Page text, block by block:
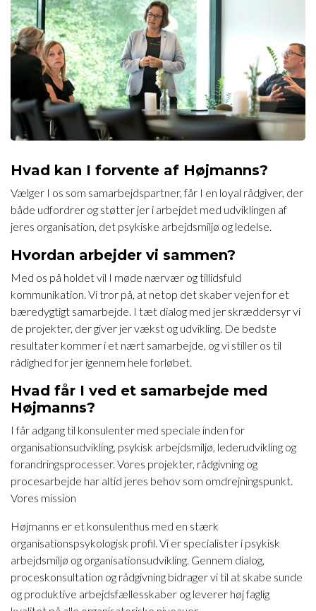
Hvad kan I forvente af Højmanns?
Vælger I os som samarbejdspartner, får I en loyal rådgiver, der
både udfordrer og støtter jer i arbejdet med udviklingen af
jeres organisation, det psykiske arbejdsmiljø og ledelse.
Hvordan arbejder vi sammen?
Med os på holdet vil I møde nærvær og tillidsfuld
kommunikation. Vi tror på, at netop det skaber vejen for et
bæredygtigt samarbejde. I tæt dialog med jer skræddersyr vi
de projekter, der giver jer vækst og udvikling. De bedste
resultater kommer i et nært samarbejde, og vi stiller os til
rådighed for jer igennem hele forløbet.
Hvad får I ved et samarbejde med
Højmanns?
I får adgang til konsulenter med speciale inden for
organisationsudvikling, psykisk arbejdsmiljø, lederudvikling og
forandringsprocesser. Vores projekter, rådgivning og
procesarbejde har altid jeres behov som omdrejningspunkt.
Vores mission
Højmanns er et konsulenthus med en stærk
organisationspsykologisk profil. Vi er specialister i psykisk
arbejdsmiljø og organisationsudvikling. Gennem dialog,
proceskonsultation og rådgivning bidrager vi til at skabe sunde
og produktive arbejdsfællesskaber og leverer høj faglig